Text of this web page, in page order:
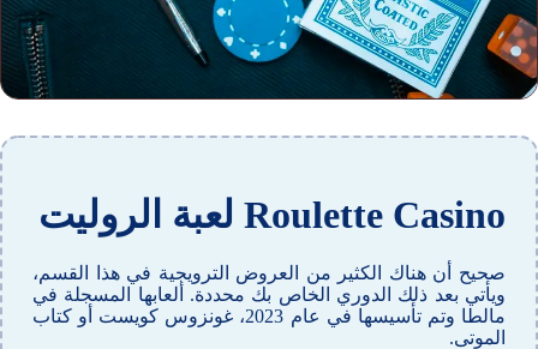
Roulette Casino لعبة الروليت
صحيح أن هناك الكثير من العروض الترويجية في هذا القسم،
ويأتي بعد ذلك الدوري الخاص بك محددة. ألعابها المسجلة في
مالطا وتم تأسيسها في عام 2023، غونزوس كويست أو كتاب
الموتى.